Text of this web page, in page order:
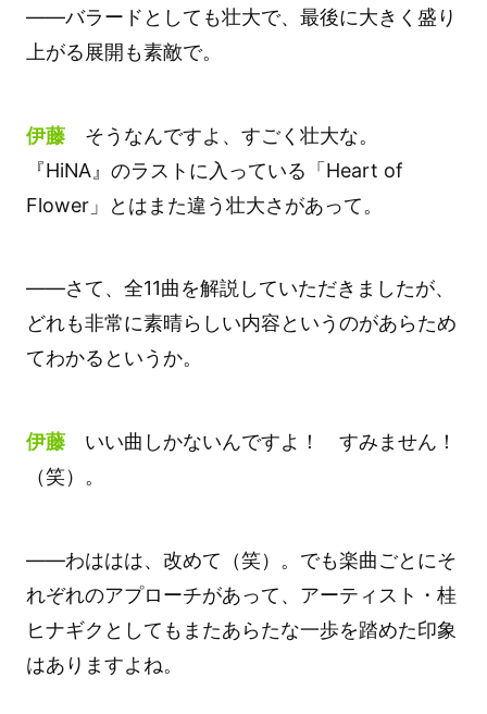
――バラードとしても壮大で、最後に大きく盛り
上がる展開も素敵で。
伊藤そうなんですよ、すごく壮大な。
『HiNA』のラストに入っている「Heart of
Flower」とはまた違う壮大さがあって。
――さて、全11曲を解説していただきましたが、
どれも非常に素晴らしい内容というのがあらため
てわかるというか。
伊藤いい曲しかないんですよ！ すみません！
（笑）。
――わははは、改めて（笑）。でも楽曲ごとにそ
れぞれのアプローチがあって、アーティスト・桂
ヒナギクとしてもまたあらたな一歩を踏めた印象
はありますよね。